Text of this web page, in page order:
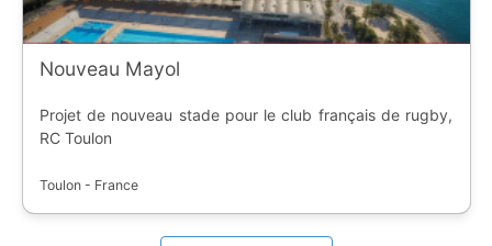
Nouveau Mayol
Projet de nouveau stade pour le club français de rugby,
RC Toulon
Toulon - France